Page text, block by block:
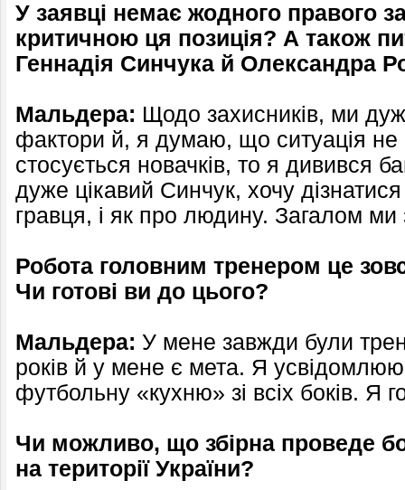
У заявці немає жодного правого
критичною ця позиція? А також
Геннадія Синчука й Олександра
Мальдера: Щодо захисників, ми
фактори й, я думаю, що ситуація
стосується новачків, то я дивився
дуже цікавий Синчук, хочу
гравця, і як про людину. Загалом ми
Робота головним тренером це
Чи готові ви до цього?
Мальдера: У мене завжди були
років й у мене є мета. Я
футбольну «кухню» зі всіх боків. Я
Чи можливо, що збірна проведе
на території України?